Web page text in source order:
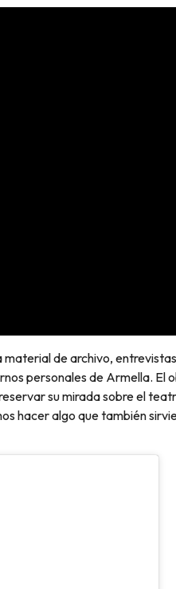
de archivo,
personales de Armella. El
su mirada sobre el
hacer algo que también